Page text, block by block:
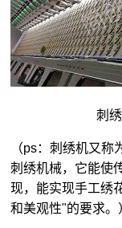
刺
（ps：刺绣机又
刺绣机械，它能使
现，能实现手工绣
和美观性"的要求。